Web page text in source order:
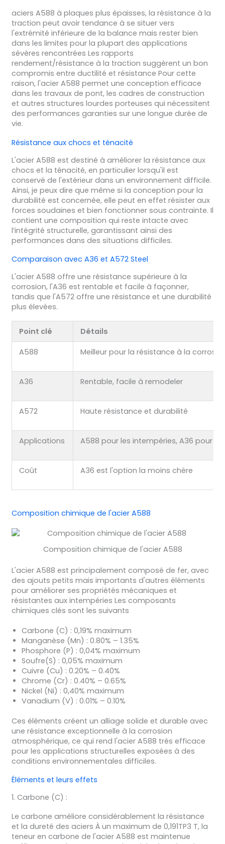
aciers A588 à plaques plus épaisses, la résistance à la
traction peut avoir tendance à se situer vers
l'extrémité inférieure de la balance mais rester bien
dans les limites pour la plupart des applications
sévères rencontrées Les rapports
rendement/résistance à la traction suggèrent un bon
compromis entre ductilité et résistance Pour cette
raison, l'acier A588 permet une conception efficace
dans les travaux de pont, les cadres de construction
et autres structures lourdes porteuses qui nécessitent
des performances garanties sur une longue durée de
vie.
Résistance aux chocs et ténacité
L'acier A588 est destiné à améliorer la résistance aux
chocs et la ténacité, en particulier lorsqu'il est
conservé de l'extérieur dans un environnement difficile.
Ainsi, je peux dire que même si la conception pour la
durabilité est concernée, elle peut en effet résister aux
forces soudaines et bien fonctionner sous contrainte. Il
contient une composition qui reste intacte avec
l’intégrité structurelle, garantissant ainsi des
performances dans des situations difficiles.
Comparaison avec A36 et A572 Steel
L'acier A588 offre une résistance supérieure à la
corrosion, l'A36 est rentable et facile à façonner,
tandis que l'A572 offre une résistance et une durabilité
plus élevées.
Point clé Détails
A588 Meilleur pour la résistance à la
A36 Rentable, facile à remodeler
A572 Haute résistance et durabilité
Applications A588 pour les intempéries, A36 pour
Coût A36 est l'option la moins chère
Composition chimique de l'acier A588
Composition chimique de l'acier A588
L'acier A588 est principalement composé de fer, avec
des ajouts petits mais importants d'autres éléments
pour améliorer ses propriétés mécaniques et
résistantes aux intempéries Les composants
chimiques clés sont les suivants
Carbone (C) : 0,19% maximum
Manganèse (Mn) : 0.80% – 1.35%
Phosphore (P) : 0,04% maximum
Soufre(S) : 0,05% maximum
Cuivre (Cu) : 0.20% – 0.40%
Chrome (Cr) : 0.40% – 0.65%
Nickel (Ni) : 0,40% maximum
Vanadium (V) : 0.01% – 0.10%
Ces éléments créent un alliage solide et durable avec
une résistance exceptionnelle à la corrosion
atmosphérique, ce qui rend l'acier A588 très efficace
pour les applications structurelles exposées à des
conditions environnementales difficiles.
Éléments et leurs effets
1. Carbone (C) :
Le carbone améliore considérablement la résistance
et la dureté des aciers À un maximum de 0,191TP3 T, la
teneur en carbone de l'acier A588 est maintenue